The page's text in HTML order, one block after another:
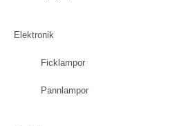
Elektronik
Ficklampor
Pannlampor